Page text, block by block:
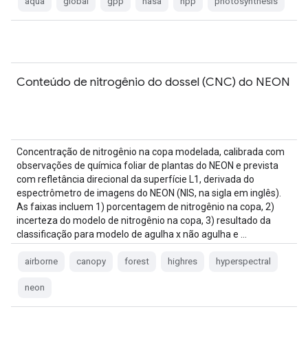
Conteúdo de nitrogênio do dossel (CNC) do NEON
Concentração de nitrogênio na copa modelada, calibrada com
observações de química foliar de plantas do NEON e prevista
com refletância direcional da superfície L1, derivada do
espectrômetro de imagens do NEON (NIS, na sigla em inglês).
As faixas incluem 1) porcentagem de nitrogênio na copa, 2)
incerteza do modelo de nitrogênio na copa, 3) resultado da
classificação para modelo de agulha x não agulha e …
airborne canopy forest highres hyperspectral
neon